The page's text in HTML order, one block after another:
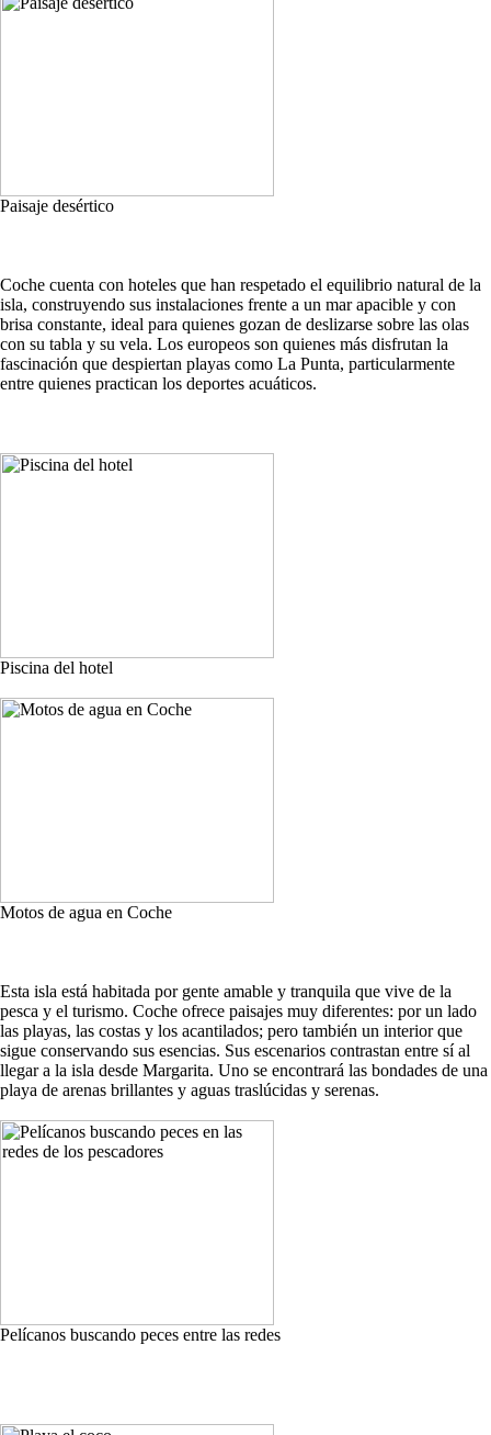
Paisaje desértico
Coche cuenta con hoteles que han respetado el equilibrio natural de la
isla, construyendo sus instalaciones frente a un mar apacible y con
brisa constante, ideal para quienes gozan de deslizarse sobre las olas
con su tabla y su vela. Los europeos son quienes más disfrutan la
fascinación que despiertan playas como La Punta, particularmente
entre quienes practican los deportes acuáticos.
Piscina del hotel
Motos de agua en Coche
Esta isla está habitada por gente amable y tranquila que vive de la
pesca y el turismo. Coche ofrece paisajes muy diferentes: por un lado
las playas, las costas y los acantilados; pero también un interior que
sigue conservando sus esencias. Sus escenarios contrastan entre sí al
llegar a la isla desde Margarita. Uno se encontrará las bondades de una
playa de arenas brillantes y aguas traslúcidas y serenas.
Pelícanos buscando peces entre las redes